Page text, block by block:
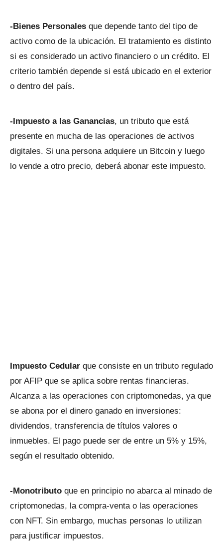
-Bienes Personales que depende tanto del tipo de
activo como de la ubicación. El tratamiento es distinto
si es considerado un activo financiero o un crédito. El
criterio también depende si está ubicado en el exterior
o dentro del país.
-Impuesto a las Ganancias, un tributo que está
presente en mucha de las operaciones de activos
digitales. Si una persona adquiere un Bitcoin y luego
lo vende a otro precio, deberá abonar este impuesto.
Impuesto Cedular que consiste en un tributo regulado
por AFIP que se aplica sobre rentas financieras.
Alcanza a las operaciones con criptomonedas, ya que
se abona por el dinero ganado en inversiones:
dividendos, transferencia de títulos valores o
inmuebles. El pago puede ser de entre un 5% y 15%,
según el resultado obtenido.
-Monotributo que en principio no abarca al minado de
criptomonedas, la compra-venta o las operaciones
con NFT. Sin embargo, muchas personas lo utilizan
para justificar impuestos.